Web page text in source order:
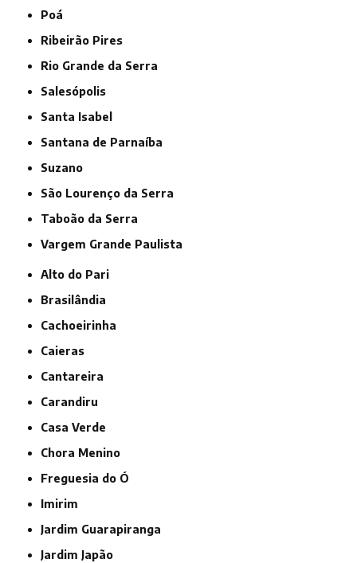
Poá
Ribeirão Pires
Rio Grande da Serra
Salesópolis
Santa Isabel
Santana de Parnaíba
Suzano
São Lourenço da Serra
Taboão da Serra
Vargem Grande Paulista
Alto do Pari
Brasilândia
Cachoeirinha
Caieras
Cantareira
Carandiru
Casa Verde
Chora Menino
Freguesia do Ó
Imirim
Jardim Guarapiranga
Jardim Japão